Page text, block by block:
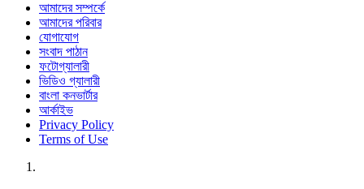
আমাদের সম্পর্কে
আমাদের পরিবার
যোগাযোগ
সংবাদ পাঠান
ফটোগ্যালারী
ভিডিও গ্যালারী
বাংলা কনভার্টার
আর্কাইভ
Privacy Policy
Terms of Use